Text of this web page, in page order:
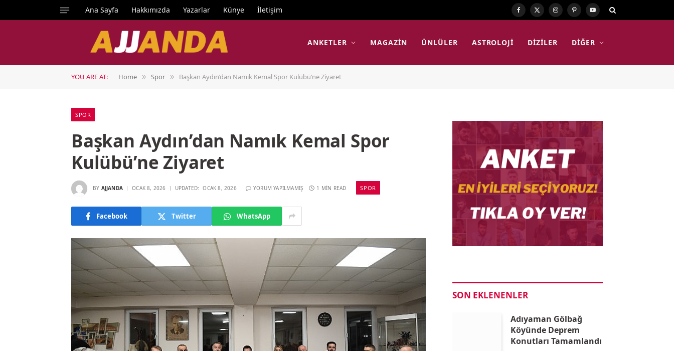
Ana Sayfa Hakkımızda Yazarlar Künye İletişim Facebook
X
Instagram
PinterestYouTube
ANKETLER MAGAZIN ÜNLÜLER ASTROLOJI DIZILER DIĞER
YOU ARE AT: Home » Spor » Başkan Aydın’dan Namık Kemal Spor Kulübü’ne Ziyaret
SPOR
Başkan Aydın’dan Namık Kemal Spor
Kulübü’ne Ziyaret
BY AJJANDA OCAK 8, 2026 UPDATED: OCAK 8, 2026 YORUM YAPILMAMIŞ 1 MIN READ SPOR
Facebook Twitter WhatsApp
SON EKLENENLER
Adıyaman Gölbağ
Köyünde Deprem
Konutları Tamamlandı